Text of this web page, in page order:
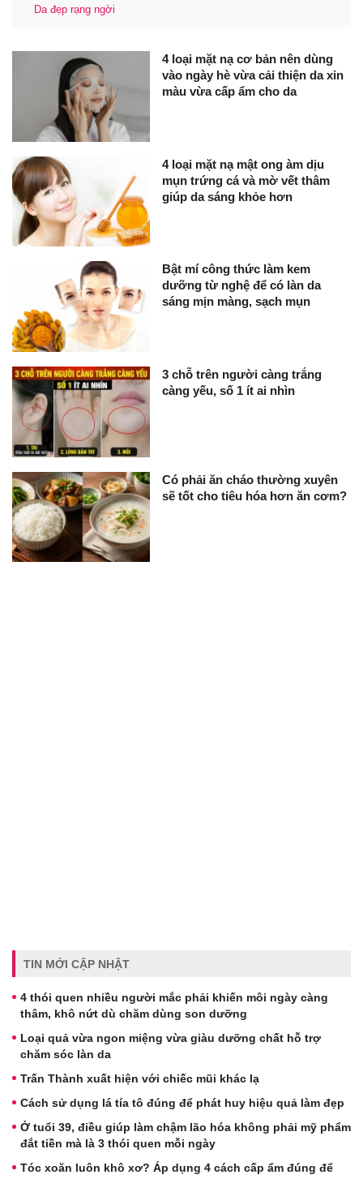
Da đẹp rạng ngời
4 loại mặt nạ cơ bản nên dùng
vào ngày hè vừa cải thiện da xỉn
màu vừa cấp ẩm cho da
4 loại mặt nạ mật ong àm dịu
mụn trứng cá và mờ vết thâm
giúp da sáng khỏe hơn
Bật mí công thức làm kem
dưỡng từ nghệ để có làn da
sáng mịn màng, sạch mụn
3 chỗ trên người càng trắng
càng yếu, số 1 ít ai nhìn
Có phải ăn cháo thường xuyên
sẽ tốt cho tiêu hóa hơn ăn cơm?
TIN MỚI CẬP NHẬT
4 thói quen nhiều người mắc phải khiến môi ngày càng
thâm, khô nứt dù chăm dùng son dưỡng
Loại quả vừa ngon miệng vừa giàu dưỡng chất hỗ trợ
chăm sóc làn da
Trấn Thành xuất hiện với chiếc mũi khác lạ
Cách sử dụng lá tía tô đúng để phát huy hiệu quả làm đẹp
Ở tuổi 39, điều giúp làm chậm lão hóa không phải mỹ phẩm
đắt tiền mà là 3 thói quen mỗi ngày
Tóc xoăn luôn khô xơ? Áp dụng 4 cách cấp ẩm đúng để